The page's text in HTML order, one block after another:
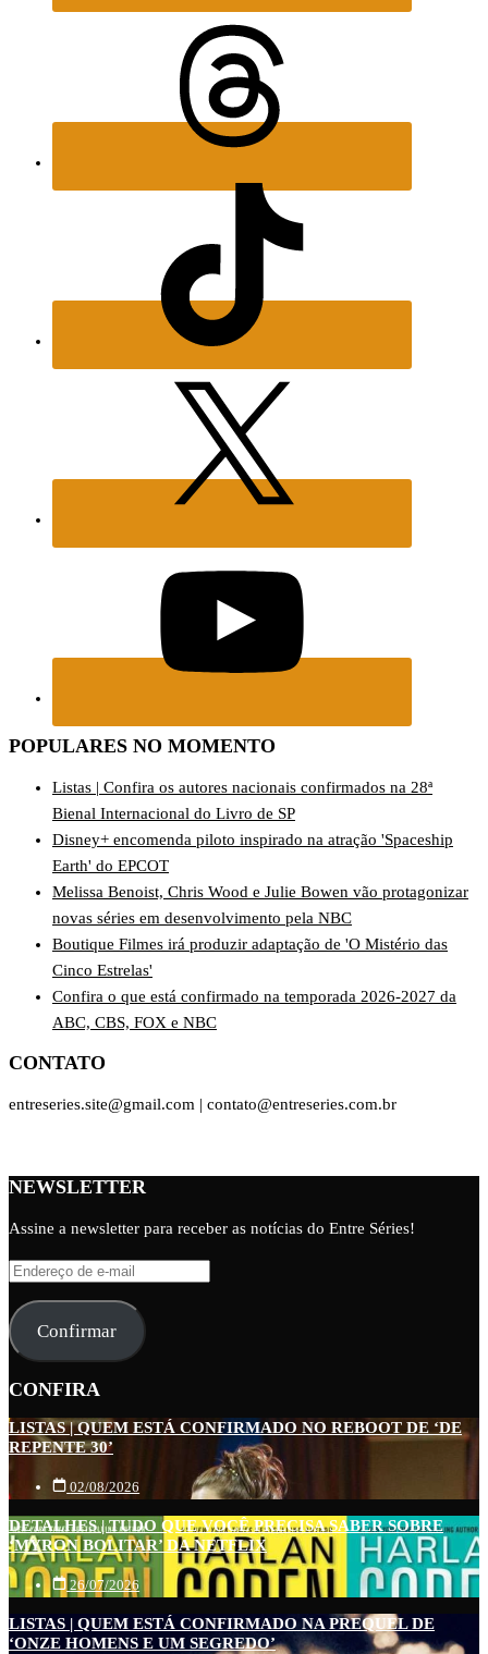
POPULARES NO MOMENTO
Listas | Confira os autores nacionais confirmados na 28ª
Bienal Internacional do Livro de SP
Disney+ encomenda piloto inspirado na atração 'Spaceship
Earth' do EPCOT
Melissa Benoist, Chris Wood e Julie Bowen vão protagonizar
novas séries em desenvolvimento pela NBC
Boutique Filmes irá produzir adaptação de 'O Mistério das
Cinco Estrelas'
Confira o que está confirmado na temporada 2026-2027 da
ABC, CBS, FOX e NBC
CONTATO
entreseries.site@gmail.com | contato@entreseries.com.br
NEWSLETTER
Assine a newsletter para receber as notícias do Entre Séries!
Endereço
e-
mail
Confirmar
CONFIRA
LISTAS | QUEM ESTÁ CONFIRMADO NO REBOOT DE ‘DE
REPENTE 30’
02/08/2026
DETALHES | TUDO QUE VOCÊ PRECISA SABER SOBRE
‘MYRON BOLITAR’ DA NETFLIX
26/07/2026
LISTAS | QUEM ESTÁ CONFIRMADO NA PREQUEL DE
‘ONZE HOMENS E UM SEGREDO’